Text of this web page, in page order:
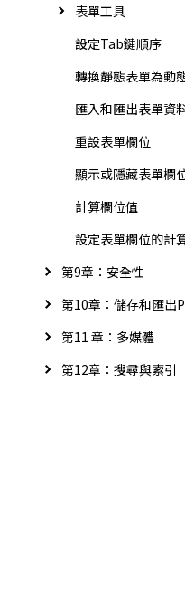
表單工具
設定Tab鍵順序
轉換靜態表單為動
匯入和匯出表單資
重設表單欄位
顯示或隱藏表單欄
計算欄位值
設定表單欄位的計
第9章：安全性
第10章：儲存和匯出
第11 章：多媒體
第12章：搜尋與索引